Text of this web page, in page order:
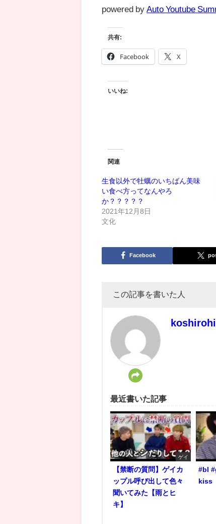
powered by Auto Youtube
共有:
Facebook X
いいね:
関連
生食以外で牡蠣のいちばん美味
い食べ方ってなんやろ
か？？？？？
2021年12月8日
文化
Facebook
この記事を書いた人
最近書いた記事
ゲイ
【禁断の質問】ゲイカ
ップル呼び出して色々
聞いてみた【雨とヒ
キ】
#bl
kiss